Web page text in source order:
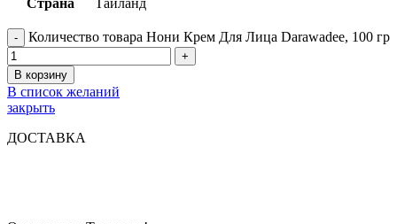
Количество товара Нони Крем Для Лица Darawadee, 100 гр
В корзину
В список желаний
закрыть
ДОСТАВКА